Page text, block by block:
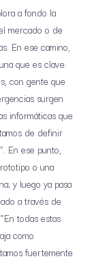
a fondo la
mercado o de
En ese camino,
que es clave:
con gente que
surgen
informáticas que
de definir
En ese punto,
o una
y luego ya pasa
a través de
todas estas
como
fuertemente